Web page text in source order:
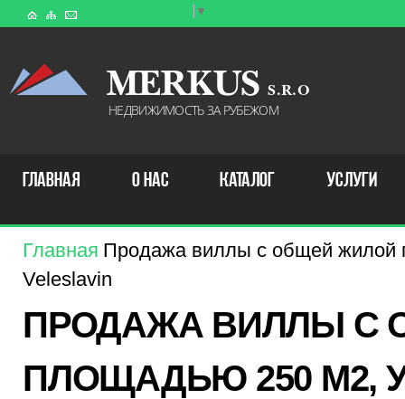
▼
MERKUS S . R . O
НЕДВИЖИМОСТЬ ЗА РУБЕЖОМ
ГЛАВНАЯ О НАС КАТАЛОГ УСЛУГИ
Главная Продажа виллы с общей жилой
Veleslavin
ПРОДАЖА ВИЛЛЫ С
ПЛОЩАДЬЮ 250 M2,